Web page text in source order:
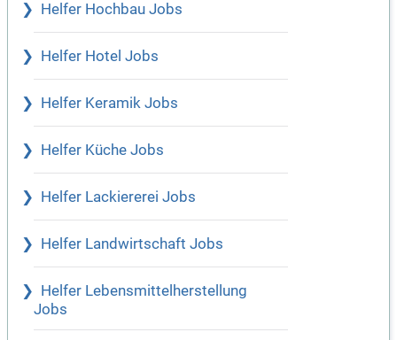
Helfer Hochbau Jobs
Helfer Hotel Jobs
Helfer Keramik Jobs
Helfer Küche Jobs
Helfer Lackiererei Jobs
Helfer Landwirtschaft Jobs
Helfer Lebensmittelherstellung
Jobs